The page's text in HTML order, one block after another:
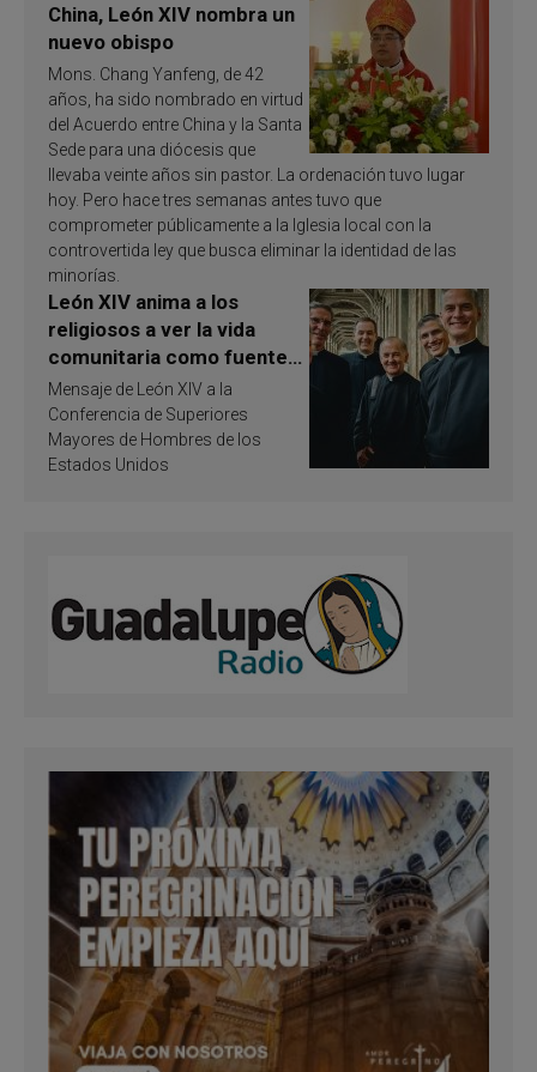
China, León XIV nombra un
nuevo obispo
Mons. Chang Yanfeng, de 42
años, ha sido nombrado en virtud
del Acuerdo entre China y la Santa
Sede para una diócesis que
llevaba veinte años sin pastor. La ordenación tuvo lugar
hoy. Pero hace tres semanas antes tuvo que
comprometer públicamente a la Iglesia local con la
controvertida ley que busca eliminar la identidad de las
minorías.
León XIV anima a los
religiosos a ver la vida
comunitaria como fuente
de inspiración y
santificación
Mensaje de León XIV a la
Conferencia de Superiores
Mayores de Hombres de los
Estados Unidos